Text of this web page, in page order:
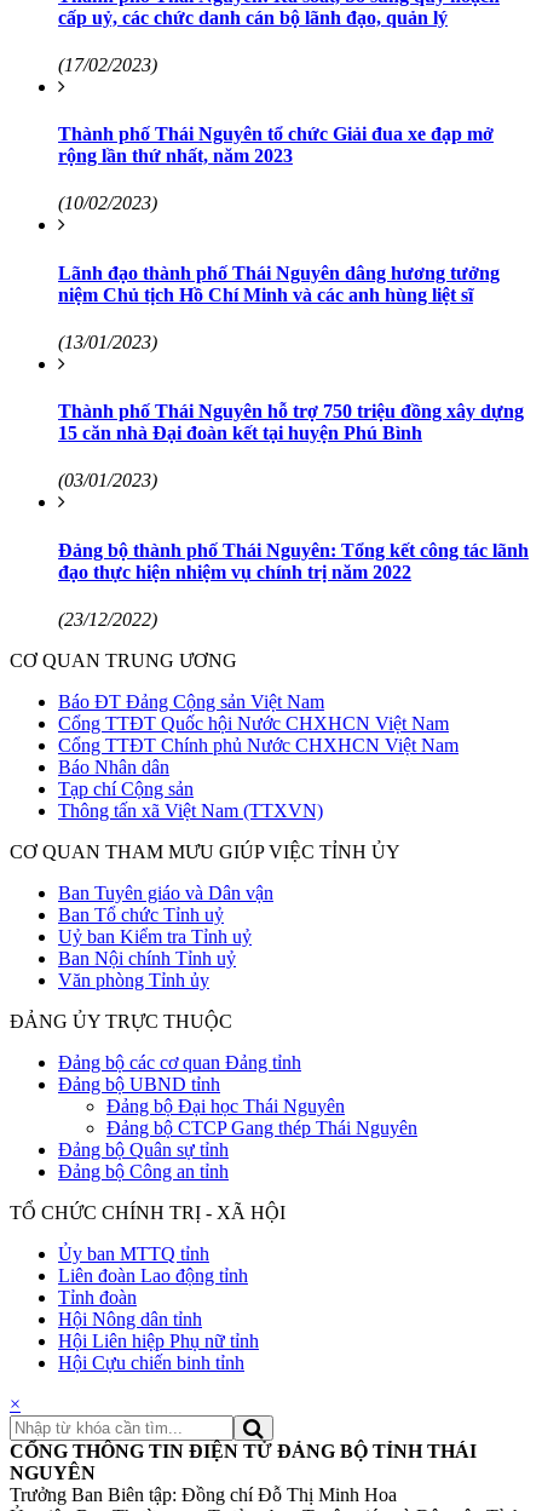
cấp uỷ, các chức danh cán bộ lãnh đạo, quản lý
(17/02/2023)
Thành phố Thái Nguyên tổ chức Giải đua xe đạp mở
rộng lần thứ nhất, năm 2023
(10/02/2023)
Lãnh đạo thành phố Thái Nguyên dâng hương tưởng
niệm Chủ tịch Hồ Chí Minh và các anh hùng liệt sĩ
(13/01/2023)
Thành phố Thái Nguyên hỗ trợ 750 triệu đồng xây dựng
15 căn nhà Đại đoàn kết tại huyện Phú Bình
(03/01/2023)
Đảng bộ thành phố Thái Nguyên: Tổng kết công tác lãnh
đạo thực hiện nhiệm vụ chính trị năm 2022
(23/12/2022)
CƠ QUAN TRUNG ƯƠNG
Báo ĐT Đảng Cộng sản Việt Nam
Cổng TTĐT Quốc hội Nước CHXHCN Việt Nam
Cổng TTĐT Chính phủ Nước CHXHCN Việt Nam
Báo Nhân dân
Tạp chí Cộng sản
Thông tấn xã Việt Nam (TTXVN)
CƠ QUAN THAM MƯU GIÚP VIỆC TỈNH ỦY
Ban Tuyên giáo và Dân vận
Ban Tổ chức Tỉnh uỷ
Uỷ ban Kiểm tra Tỉnh uỷ
Ban Nội chính Tỉnh uỷ
Văn phòng Tỉnh ủy
ĐẢNG ỦY TRỰC THUỘC
Đảng bộ các cơ quan Đảng tỉnh
Đảng bộ UBND tỉnh
Đảng bộ Đại học Thái Nguyên
Đảng bộ CTCP Gang thép Thái Nguyên
Đảng bộ Quân sự tỉnh
Đảng bộ Công an tỉnh
TỔ CHỨC CHÍNH TRỊ - XÃ HỘI
Ủy ban MTTQ tỉnh
Liên đoàn Lao động tỉnh
Tỉnh đoàn
Hội Nông dân tỉnh
Hội Liên hiệp Phụ nữ tỉnh
Hội Cựu chiến binh tỉnh
×
CỔNG THÔNG TIN ĐIỆN TỬ ĐẢNG BỘ TỈNH THÁI
NGUYÊN
Trưởng Ban Biên tập: Đồng chí Đỗ Thị Minh Hoa